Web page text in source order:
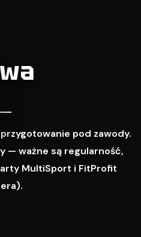
pod zawody.
— ważne są regularność,
MultiSport i FitProfit